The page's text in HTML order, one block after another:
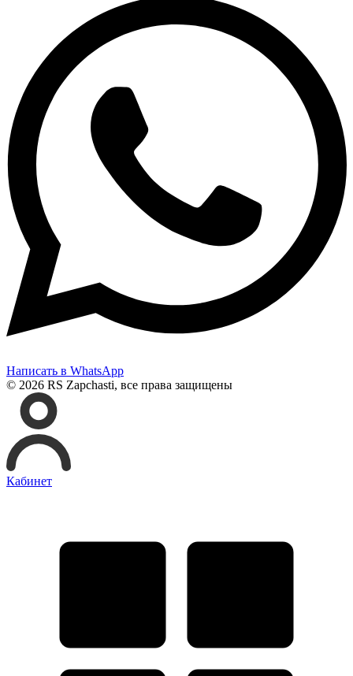
Написать в WhatsApp
© 2026 RS Zapchasti, все права защищены
Кабинет